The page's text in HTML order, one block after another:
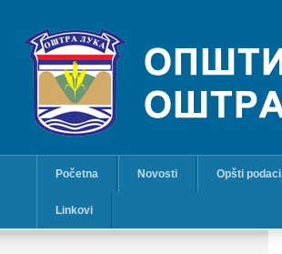
Početna Novosti Opšti podaci
Linkovi